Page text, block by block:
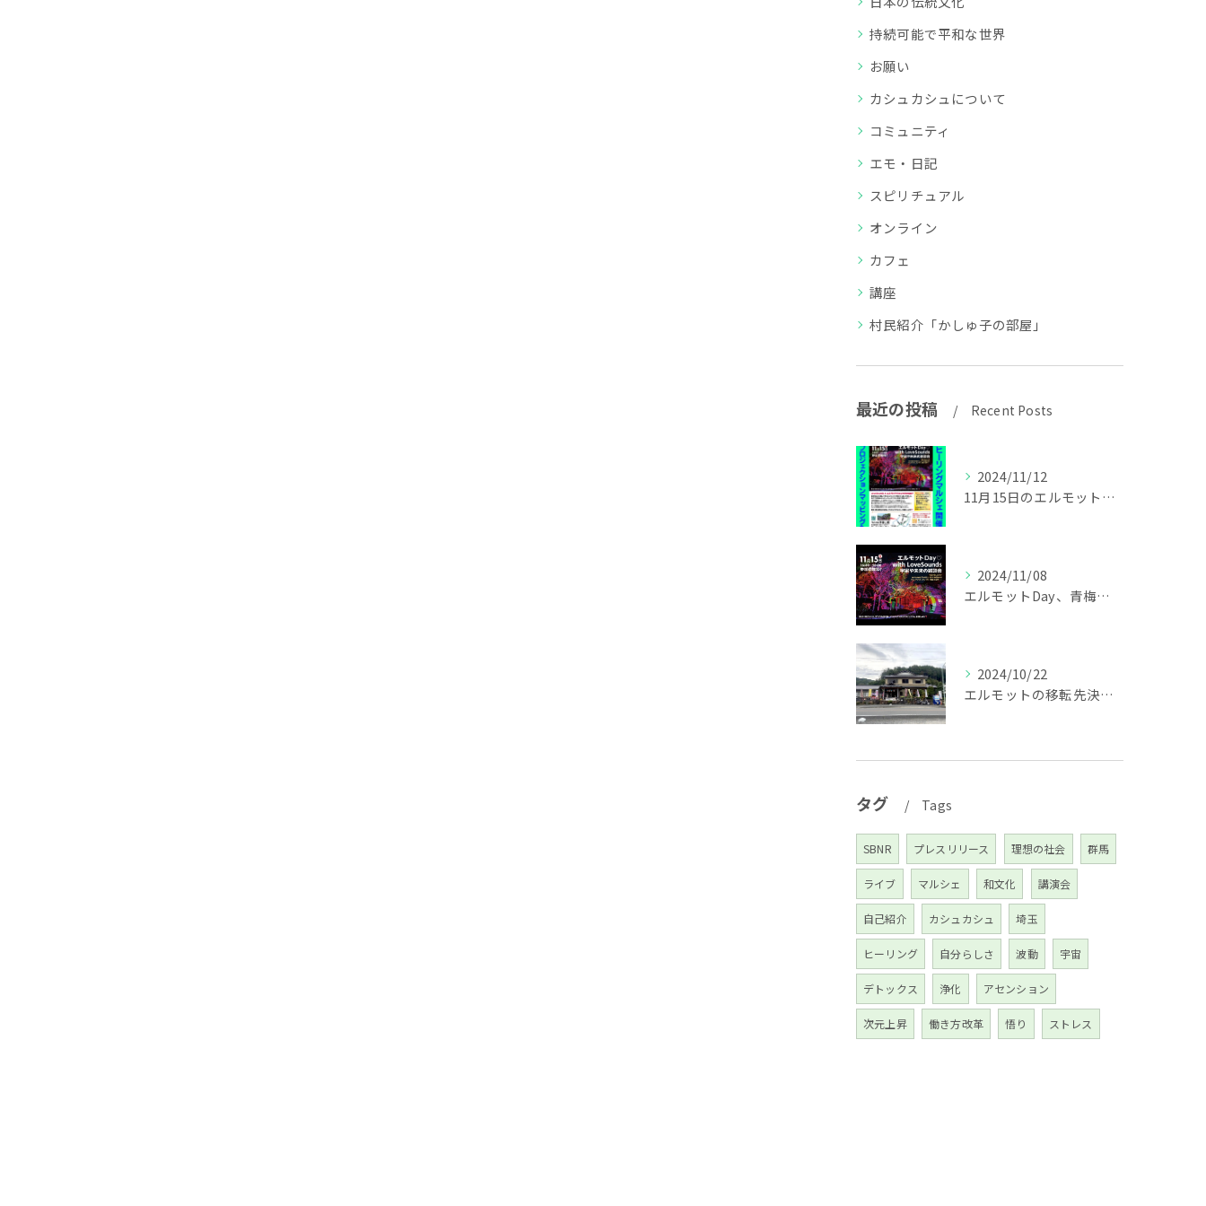
持続可能で平和な世界
お願い
カシュカシュについて
コミュニティ
エモ・日記
スピリチュアル
オンライン
カフェ
講座
村民紹介「かしゅ子の部屋」
最近の投稿 Recent Posts
2024/11/12
11月15日のエルモットDay詳細
2024/11/08
エルモットDay、青梅初開催はプロジェクションマッピングも♪
2024/10/22
エルモットの移転先決定☆オープニングイベントのお知らせ♪
タグ Tags
SBNR プレスリリース 理想の社会 群馬
ライブ マルシェ 和文化 講演会
自己紹介 カシュカシュ 埼玉
ヒーリング 自分らしさ 波動 宇宙
デトックス 浄化 アセンション
次元上昇 働き方改革 悟り ストレス